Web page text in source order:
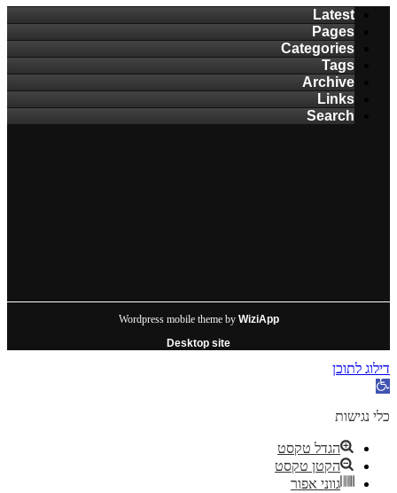
Latest
Pages
Categories
Tags
Archive
Links
Search
Wordpress mobile theme byWiziApp
Desktop site
דילוג לתוכן
פתח
נגישות
כלי נגישות
הגדל טקסט
הקטן טקסט
גווני אפור